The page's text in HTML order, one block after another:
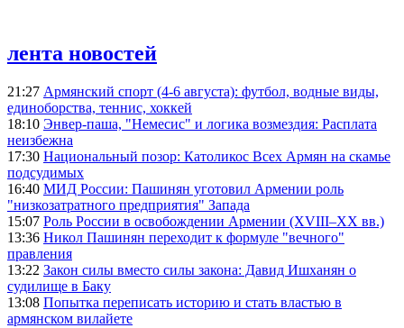
лента новостей
21:27 Армянский спорт (4-6 августа): футбол, водные виды,
единоборства, теннис, хоккей
18:10 Энвер-паша, "Немесис" и логика возмездия: Расплата
неизбежна
17:30 Национальный позор: Католикос Всех Армян на скамье
подсудимых
16:40 МИД России: Пашинян уготовил Армении роль
"низкозатратного предприятия" Запада
15:07 Роль России в освобождении Армении (XVIII–XX вв.)
13:36 Никол Пашинян переходит к формуле "вечного"
правления
13:22 Закон силы вместо силы закона: Давид Ишханян о
судилище в Баку
13:08 Попытка переписать историю и стать властью в
армянском вилайете